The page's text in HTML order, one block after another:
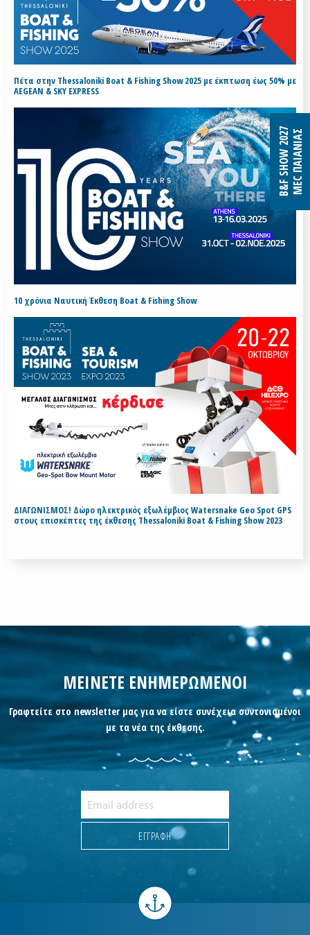
Πέτα στην Thessaloniki Boat & Fishing Show 2025 με έκπτωση έως 50% με
AEGEAN & SKY EXPRESS
10 χρόνια Ναυτική Έκθεση Boat & Fishing Show
ΔΙΑΓΩΝΙΣΜΟΣ! Δώρο ηλεκτρικός εξωλέμβιος Watersnake Geo Spot GPS
στους επισκέπτες της έκθεσης Thessaloniki Boat & Fishing Show 2023
B&F SHOW 2027MEC ΠΑΙΑΝΙΑΣ
ΜΕΙΝΕΤΕ ΕΝΗΜΕΡΩΜΕΝΟΙ
Γραφτείτε στο newsletter μας για να είστε συνέχεια συντονισμένοι
με τα νέα της έκθεσης.